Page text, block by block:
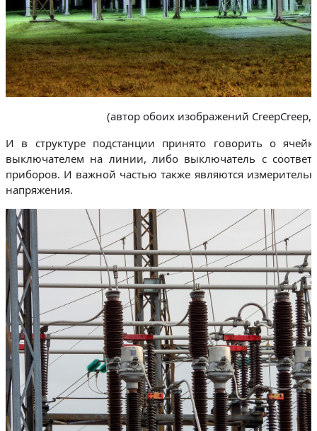
(автор обоих изображений CreepCreep,
И в структуре подстанции принято говорить о
выключателем на линии, либо выключатель с
приборов. И важной частью также являются
напряжения.